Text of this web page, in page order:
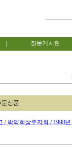
질문게시판
문상품
박약회상주지회 / 1998년